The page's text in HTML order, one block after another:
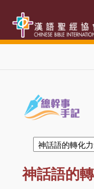
神話語的